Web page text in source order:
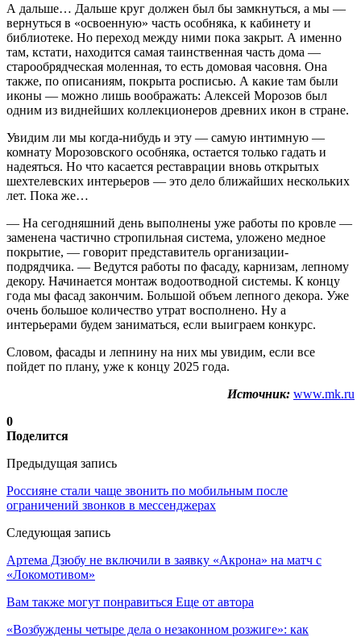
А дальше… Дальше круг должен был бы замкнуться, а мы —
вернуться в «освоенную» часть особняка, к кабинету и
библиотеке. Но переход между ними пока закрыт. А именно
там, кстати, находится самая таинственная часть дома —
старообрядческая моленная, то есть домовая часовня. Она
также, по описаниям, покрыта росписью. А какие там были
иконы — можно лишь воображать: Алексей Морозов был
одним из виднейших коллекционеров древних икон в стране.
Увидим ли мы когда-нибудь и эту — самую интимную —
комнату Морозовского особняка, остается только гадать и
надеяться. Но что касается реставрации вновь открытых
шехтелевских интерьеров — это дело ближайших нескольких
лет. Пока же…
— На сегодняшний день выполнены уже работы по кровле —
заменена частично стропильная система, уложено медное
покрытие, — говорит представитель организации-
подрядчика. — Ведутся работы по фасаду, карнизам, лепному
декору. Начинается монтаж водоотводной системы. К концу
года мы фасад закончим. Большой объем лепного декора. Уже
очень большое количество утрат восполнено. Ну а
интерьерами будем заниматься, если выиграем конкурс.
Словом, фасады и лепнину на них мы увидим, если все
пойдет по плану, уже к концу 2025 года.
Источник: www.mk.ru
0
Поделится
Предыдущая запись
Россияне стали чаще звонить по мобильным после
ограничений звонков в мессенджерах
Следующая запись
Артема Дзюбу не включили в заявку «Акрона» на матч с
«Локомотивом»
Вам также могут понравиться Еще от автора
«Возбуждены четыре дела о незаконном розжиге»: как